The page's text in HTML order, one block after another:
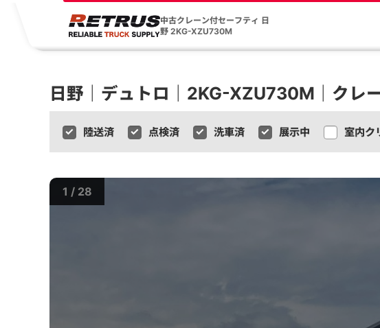
中古クレーン付セーフティ 日
野 2KG-XZU730M
日野｜デュトロ｜2KG-XZU730M｜クレ
陸送済 点検済 洗車済 展示中 室内ク
1 / 28